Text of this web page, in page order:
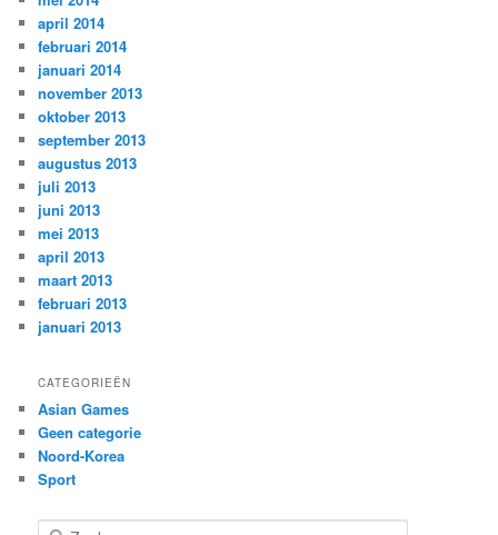
april 2014
februari 2014
januari 2014
november 2013
oktober 2013
september 2013
augustus 2013
juli 2013
juni 2013
mei 2013
april 2013
maart 2013
februari 2013
januari 2013
CATEGORIEËN
Asian Games
Geen categorie
Noord-Korea
Sport